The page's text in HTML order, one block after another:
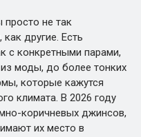
не так
другие. Есть
с конкретными парами,
моды, до более тонких
которые кажутся
климата. В 2026 году
коричневых джинсов,
их место в